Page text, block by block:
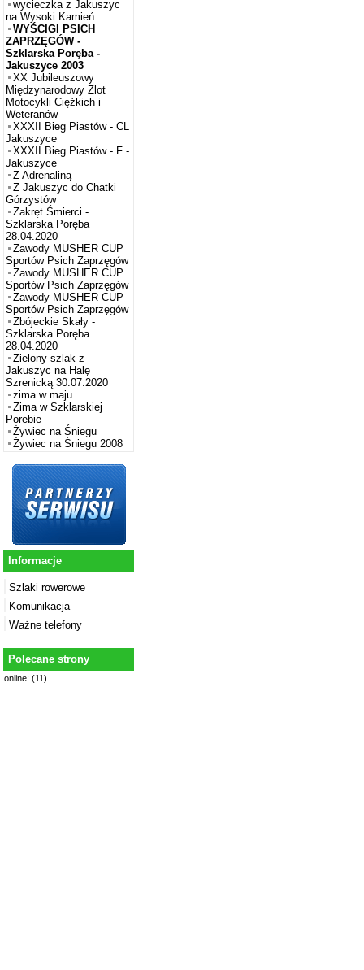
wycieczka z Jakuszyc
na Wysoki Kamień
WYŚCIGI PSICH
ZAPRZĘGÓW -
Szklarska Poręba -
Jakuszyce 2003
XX Jubileuszowy
Międzynarodowy Zlot
Motocykli Ciężkich i
Weteranów
XXXII Bieg Piastów - CL
Jakuszyce
XXXII Bieg Piastów - F -
Jakuszyce
Z Adrenaliną
Z Jakuszyc do Chatki
Górzystów
Zakręt Śmierci -
Szklarska Poręba
28.04.2020
Zawody MUSHER CUP
Sportów Psich Zaprzęgów
Zawody MUSHER CUP
Sportów Psich Zaprzęgów
Zawody MUSHER CUP
Sportów Psich Zaprzęgów
Zbójeckie Skały -
Szklarska Poręba
28.04.2020
Zielony szlak z
Jakuszyc na Halę
Szrenicką 30.07.2020
zima w maju
Zima w Szklarskiej
Porebie
Żywiec na Śniegu
Żywiec na Śniegu 2008
Informacje
Szlaki rowerowe
Komunikacja
Ważne telefony
Polecane strony
online: (11)